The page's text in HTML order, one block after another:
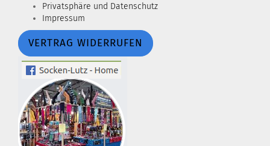
Privatsphäre und Datenschutz
Impressum
VERTRAG WIDERRUFEN